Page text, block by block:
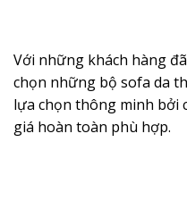
Với những khách hàng
chọn những bộ sofa da
lựa chọn thông minh bởi
giá hoàn toàn phù hợp.